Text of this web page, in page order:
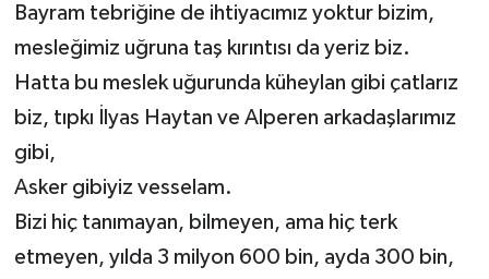
Bayram tebriğine de ihtiyacımız yoktur bizim,
mesleğimiz uğruna taş kırıntısı da yeriz biz.
Hatta bu meslek uğurunda küheylan gibi çatlarız
biz, tıpkı İlyas Haytan ve Alperen arkadaşlarımız
gibi,
Asker gibiyiz vesselam.
Bizi hiç tanımayan, bilmeyen, ama hiç terk
etmeyen, yılda 3 milyon 600 bin, ayda 300 bin,